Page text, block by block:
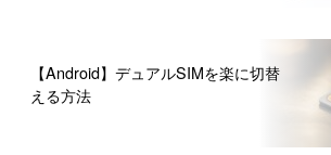
【Android】デュアルSIMを楽に切替
える方法